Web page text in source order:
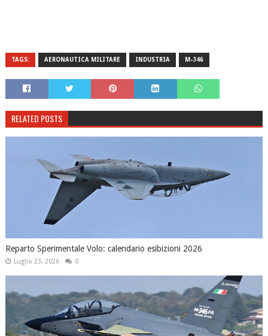
TAGS: AERONAUTICA MILITARE INDUSTRIA M-346
RELATED POSTS
Reparto Sperimentale Volo: calendario esibizioni 2026
Luglio 23, 2026 0